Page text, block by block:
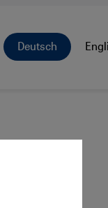
Deutsch